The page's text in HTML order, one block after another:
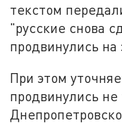
текстом
"русские снова
продвинулись
При этом
продвинулись не